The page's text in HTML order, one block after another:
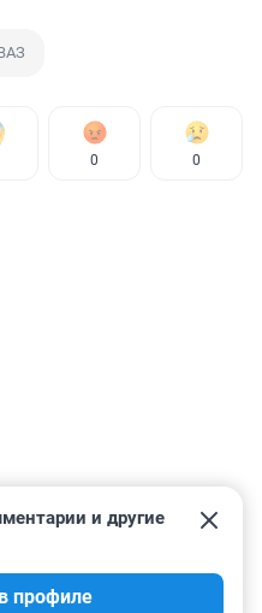
0 0
и другие
профиле